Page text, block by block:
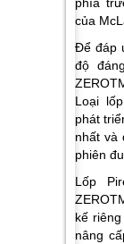
phía
của
Để đáp
độ
Loại
phát
nhất và
phiên
Lốp
kế
nâng